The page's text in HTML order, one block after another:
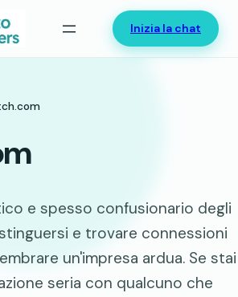
Inizia la chat
e spesso confusionario degli
e trovare connessioni
un'impresa ardua. Se stai
seria con qualcuno che